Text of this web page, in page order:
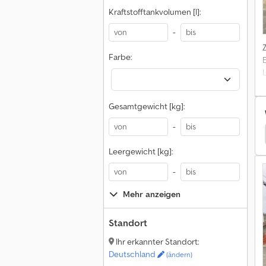
Kraftstofftankvolumen [l]:
-
Farbe:
Gesamtgewicht [kg]:
-
Leergewicht [kg]:
-
Mehr anzeigen
Standort
Ihr erkannter Standort:
Deutschland
(ändern)
Hitachi Baggerlader